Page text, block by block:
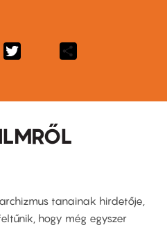
tanainak hirdetője,
hogy még egyszer